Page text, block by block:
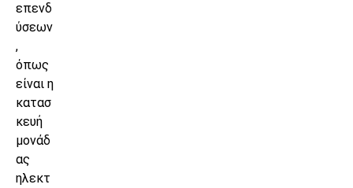
επενδ
ύσεων
,
όπως
είναι η
κατασ
κευή
μονάδ
ας
ηλεκτ